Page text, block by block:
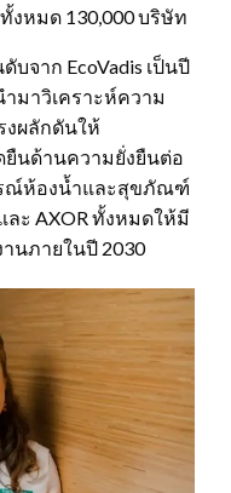
งหมด 130,000 บริษัท
บจาก EcoVadis เป็นปี
มาวิเคราะห์ความ
งผลักดันให้
ยืนด้านความยั่งยืนต่อ
ณ์ห้องน้ำและสุขภัณฑ์
ละ AXOR ทั้งหมดให้มี
นภายในปี 2030